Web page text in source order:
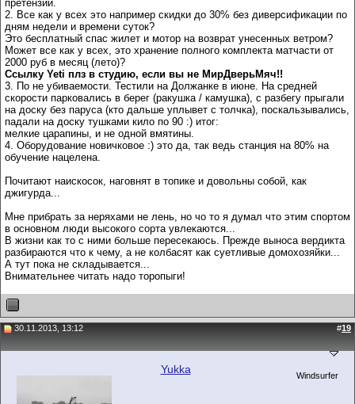
претензии.
2. Все как у всех это например скидки до 30% без диверсификации по
дням недели и времени суток?
Это бесплатный спас жилет и мотор на возврат унесенных ветром?
Может все как у всех, это хранение полного комплекта матчасти от
2000 руб в месяц (лето)?
Ссылку Yeti плз в студию, если вы не МирДверьМяч!!
3. По не убиваемости. Тестили на Должанке в июне. На средней
скорости парковались в берег (ракушка / камушка), с разбегу прыгали
на доску без паруса (кто дальше уплывет с толчка), поскальзывались,
падали на доску тушками кило по 90 :) итог:
мелкие царапины, и не одной вмятины.
4. Оборудование новичковое :) это да, так ведь станция на 80% на
обучение нацелена.
Почитают наискосок, наговнят в топике и довольны собой, как
джигурда...
Мне прибрать за неряхами не лень, но чо то я думал что этим спортом
в основном люди высокого сорта увлекаются...
В жизни как то с ними больше пересекаюсь. Прежде выноса вердикта
разбираются что к чему, а не колбасят как суетливые домохозяйки...
А тут пока не складывается...
Внимательнее читать надо торопыги!
30.11.2013, 13:12 #19
Yukka Windsurfer